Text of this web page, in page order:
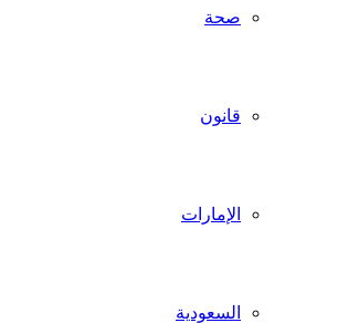
صحة
قانون
الإمارات
السعودية